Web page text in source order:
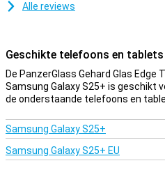
Alle reviews
Geschikte telefoons en tablets
De PanzerGlass Gehard Glas
Samsung Galaxy S25+ is geschikt
de onderstaande telefoons en
Samsung Galaxy S25+
Samsung Galaxy S25+ EU